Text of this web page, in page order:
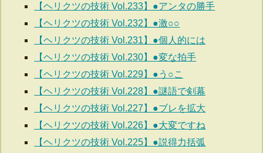
【ヘリクツの技術 Vol.233】●アンタの勝手
【ヘリクツの技術 Vol.232】●激○○
【ヘリクツの技術 Vol.231】●個人的には
【ヘリクツの技術 Vol.230】●変な拍手
【ヘリクツの技術 Vol.229】●う○こ
【ヘリクツの技術 Vol.228】●謎語で剣幕
【ヘリクツの技術 Vol.227】●ブレを拡大
【ヘリクツの技術 Vol.226】●大変ですね
【ヘリクツの技術 Vol.225】●説得力括弧